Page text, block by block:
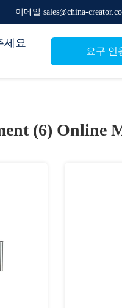
이메일 sales@china-
세요
요구 인
(6) Online